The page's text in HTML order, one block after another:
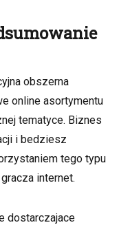
obszerna
online asortymentu
tematyce. Biznes
i bedziesz
tego typu
internet.
dostarczajace